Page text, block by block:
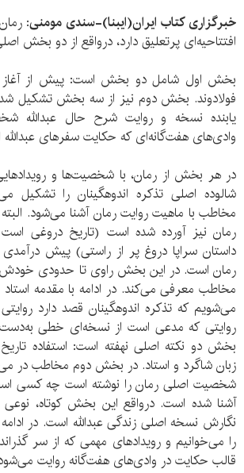
خبرگزاری کتاب ایران(ایبنا)-سندی مومنی:
افتتاحیه‌ای پرتعلیق دارد، درواقع از دو بخش
بخش اول شامل دو بخش است: پیش از آغاز
فولادوند. بخش دوم نیز از سه بخش تشکیل
یابنده نسخه و روایت شرح حال عبدالله
وادی‌های هفت‌گانه‌ای که حکایت سفرهای
در هر بخش از رمان، با شخصیت‌ها و
شالوده اصلی تذکره اندوهگینان را
مخاطب با ماهیت روایت رمان آشنا می‌شود.
رمان نیز آورده شده است (تاریخ دروغی
داستان سراپا دروغ پر از راستی) پیش
رمان است. در این بخش راوی تا حدودی خودش
مخاطب معرفی می‌کند. در ادامه با مقدمه استاد
می‌شویم که تذکره اندوهگینان قصد دارد روایتی
روایتی که مدعی است از نسخه‌ای خطی
بخش دو نکته اصلی نهفته است: استفاده
زبان شاگرد و استاد. در بخش دوم مخاطب در
شخصیت اصلی رمان را نوشته است چه کسی است
آشنا شده است. درواقع این بخش کوتاه،
نگارش نسخه اصلی زندگی عبدالله است. در ادامه
را می‌خوانیم و رویدادهای مهمی که از سر
قالب حکایت در وادی‌های هفت‌گانه روایت